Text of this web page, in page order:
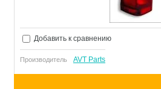
Добавить к сравнению
Производитель AVT Parts